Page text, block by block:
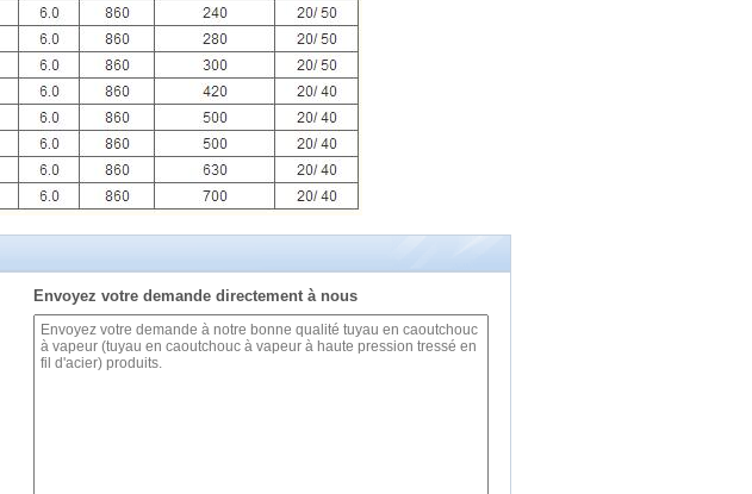
Envoyez votre demande directement à nous